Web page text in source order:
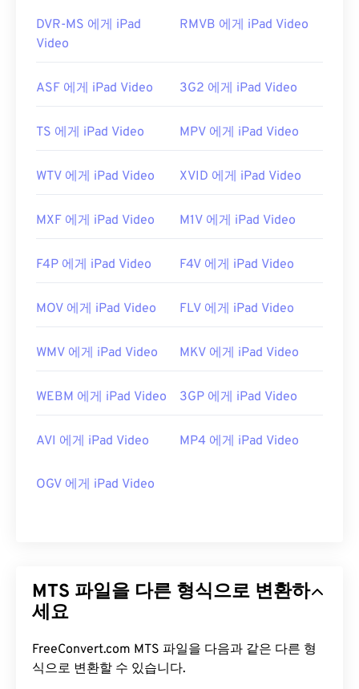
최초 출시: 2006년
유용한 링크:
http://www.blu-raydisc.com/ko/languagetest.aspx
DVR-MS 에게 iPad
Video
RMVB 에게 iPad Video
ASF 에게 iPad Video 3G2 에게 iPad Video
TS 에게 iPad Video MPV 에게 iPad Video
WTV 에게 iPad Video XVID 에게 iPad Video
MXF 에게 iPad Video M1V 에게 iPad Video
F4P 에게 iPad Video F4V 에게 iPad Video
MOV 에게 iPad Video FLV 에게 iPad Video
WMV 에게 iPad Video MKV 에게 iPad Video
WEBM 에게 iPad Video 3GP 에게 iPad Video
AVI 에게 iPad Video MP4 에게 iPad Video
OGV 에게 iPad Video
MTS 파일을 다른 형식으로 변환하
세요
FreeConvert.com MTS 파일을 다음과 같은 다른 형
식으로 변환할 수 있습니다.